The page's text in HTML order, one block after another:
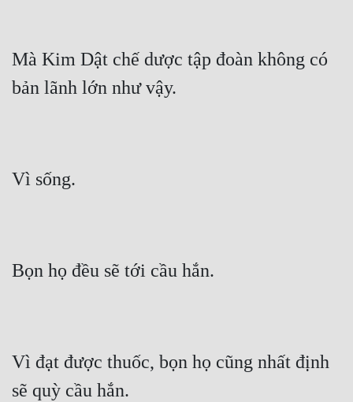
Mà Kim Dật chế dược tập đoàn không có
bản lãnh lớn như vậy.
Vì sống.
Bọn họ đều sẽ tới cầu hắn.
Vì đạt được thuốc, bọn họ cũng nhất định
sẽ quỳ cầu hắn.